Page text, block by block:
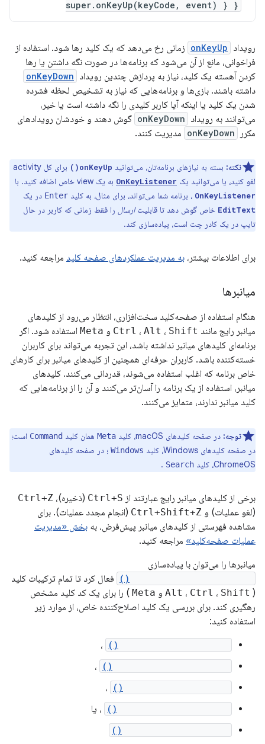
super.onKeyUp(keyCode, event) } }
رویداد onKeyUp زمانی رخ می‌دهد که یک کلید رها شود. استفاده از
فراخوانی، مانع از آن می‌شود که برنامه‌ها در صورت نگه داشتن یا رها
کردن آهسته یک کلید، نیاز به پردازش چندین رویداد onKeyDown
داشته باشند. بازی‌ها و برنامه‌هایی که نیاز به تشخیص لحظه فشرده
شدن یک کلید یا اینکه آیا کاربر کلیدی را نگه داشته است یا خیر،
می‌توانند به رویداد onKeyDown گوش دهند و خودشان رویدادهای
مکرر
onKeyDown مدیریت کنند.
نکته: بسته به نیازهای برنامه‌تان، می‌توانید onKeyUp()
برای کل activity
لغو کنید، یا می‌توانید یک OnKeyListener به یک view خاص اضافه کنید. با
OnKeyListener ، برنامه شما می‌تواند، برای مثال، به کلید Enter در یک
EditText خاص گوش دهد تا قابلیتارسال را فقط زمانی که کاربر در حال
تایپ در یک کادر چت است، پیاده‌سازی کند.
برای اطلاعات بیشتر، به مدیریت عملکردهای صفحه کلید مراجعه کنید.
میانبرها
هنگام استفاده از صفحه‌کلید سخت‌افزاری، انتظار می‌رود از کلیدهای
میانبر رایج مانند
Ctrl ، Alt ، Shift و Meta استفاده شود. اگر
برنامه‌ای کلیدهای میانبر نداشته باشد، این تجربه می‌تواند برای کاربران
خسته‌کننده باشد. کاربران حرفه‌ای همچنین از کلیدهای میانبر برای کارهای
خاص برنامه که اغلب استفاده می‌شوند، قدردانی می‌کنند. کلیدهای
میانبر، استفاده از یک برنامه را آسان‌تر می‌کنند و آن را از برنامه‌هایی که
کلید میانبر ندارند، متمایز می‌کنند.
توجه: در صفحه کلیدهای macOS، کلید Meta همان کلید Command است؛
در صفحه کلیدهای Windows، کلید
Windows ؛ در صفحه کلیدهای
ChromeOS، کلید
Search
.
برخی از کلیدهای میانبر رایج عبارتند از Ctrl+S (ذخیره)، Ctrl+Z
(لغو عملیات) و Ctrl+Shift+Z (انجام مجدد عملیات). برای
مشاهده فهرستی از کلیدهای میانبر پیش‌فرض، به بخش «مدیریت
عملیات صفحه‌کلید» مراجعه کنید.
میانبرها را می‌توان با پیاده‌سازی
فعال کرد تا تمام ترکیبات کلید
(
Alt ، Ctrl ، Shift و Meta ) را برای یک کد کلید مشخص
رهگیری کند. برای بررسی یک کلید اصلاح‌کننده خاص، از موارد زیر
استفاده کنید:
،
،
،
، یا